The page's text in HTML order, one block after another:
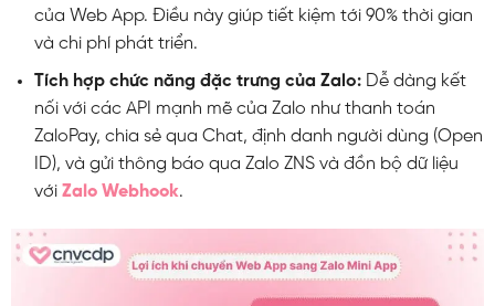
của Web App. Điều này giúp tiết kiệm tới 90% thời gian
và chi phí phát triển.
Tích hợp chức năng đặc trưng của Zalo:Dễ dàng kết
nối với các API mạnh mẽ của Zalo như thanh toán
ZaloPay, chia sẻ qua Chat, định danh người dùng (Open
ID), và gửi thông báo qua Zalo ZNS và đồn bộ dữ liệu
với Zalo Webhook.